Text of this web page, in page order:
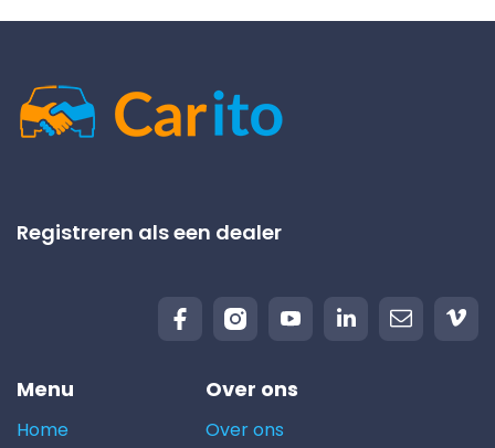
Registreren als een dealer
Menu
Home
Over ons
Over ons